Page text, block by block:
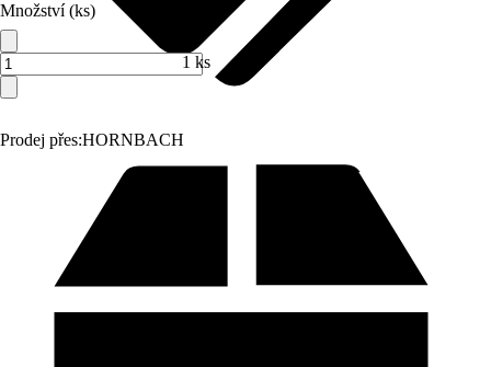
Prodej přes:HORNBACH
Množství (ks)
1 ks